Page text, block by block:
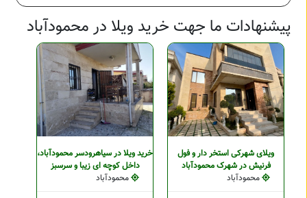
پیشنهادات ما جهت خرید ویلا در محمودآباد
ویلای شهرکی استخر دار و فول
فرنیش در شهرک محمودآباد
محمودآباد
خرید ویلا در سیاهرودسر محمودآباد،
داخل کوچه ای زیبا و سرسبز
محمودآباد